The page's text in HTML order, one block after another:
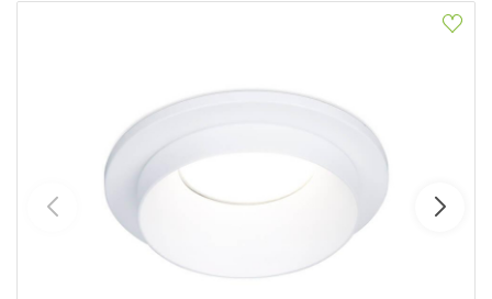
Встраиваемый светильник Ambrella Light Techno Spot TN160